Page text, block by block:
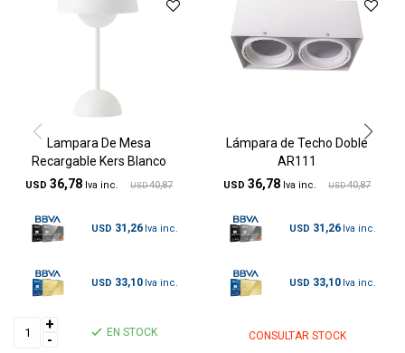
Lampara De Mesa
Recargable Kers Blanco
USD 36,78 USD 40,87
USD 31,26
USD 33,10
+
-
EN STOCK
Lámpara de Techo Doble
AR111
USD 36,78 USD 40,87
USD 31,26
USD 33,10
CONSULTAR STOCK